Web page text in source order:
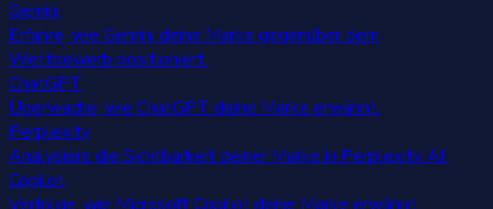
Gemini
Erfahre, wie Gemini deine Marke gegenüber dem
Wettbewerb positioniert.
ChatGPT
Überwache, wie ChatGPT deine Marke erwähnt.
Perplexity
Analysiere die Sichtbarkeit deiner Marke in Perplexity AI.
Copilot